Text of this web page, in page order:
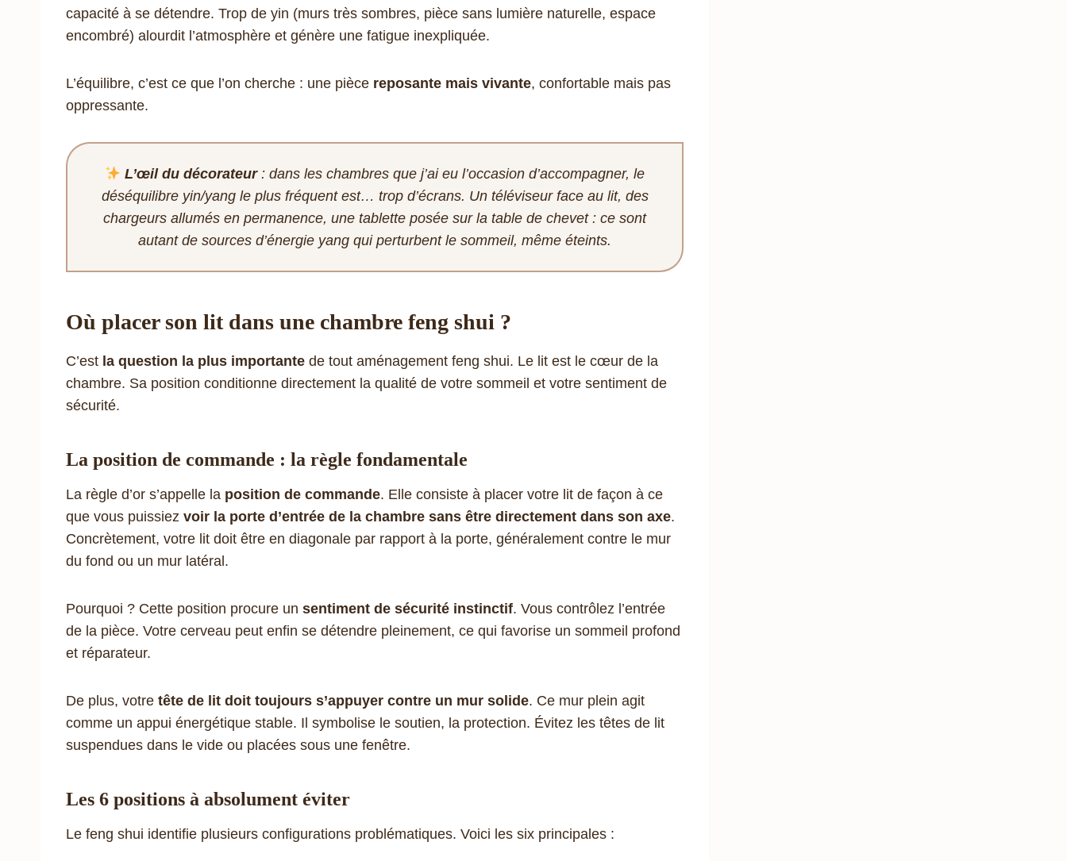
capacité à se détendre. Trop de yin (murs très sombres, pièce sans lumière naturelle, espace
encombré) alourdit l’atmosphère et génère une fatigue inexpliquée.
L’équilibre, c’est ce que l’on cherche : une pièce reposante mais vivante, confortable mais pas
oppressante.
L’œil du décorateur: dans les chambres que j’ai eu l’occasion d’accompagner, le
déséquilibre yin/yang le plus fréquent est… trop d’écrans. Un téléviseur face au lit, des
chargeurs allumés en permanence, une tablette posée sur la table de chevet : ce sont
autant de sources d’énergie yang qui perturbent le sommeil, même éteints.
Où placer son lit dans une chambre feng shui ?
C’est la question la plus importante de tout aménagement feng shui. Le lit est le cœur de la
chambre. Sa position conditionne directement la qualité de votre sommeil et votre sentiment de
sécurité.
La position de commande : la règle fondamentale
La règle d’or s’appelle la position de commande. Elle consiste à placer votre lit de façon à ce
que vous puissiez voir la porte d’entrée de la chambre sans être directement dans son axe.
Concrètement, votre lit doit être en diagonale par rapport à la porte, généralement contre le mur
du fond ou un mur latéral.
Pourquoi ? Cette position procure un sentiment de sécurité instinctif. Vous contrôlez l’entrée
de la pièce. Votre cerveau peut enfin se détendre pleinement, ce qui favorise un sommeil profond
et réparateur.
De plus, votre tête de lit doit toujours s’appuyer contre un mur solide. Ce mur plein agit
comme un appui énergétique stable. Il symbolise le soutien, la protection. Évitez les têtes de lit
suspendues dans le vide ou placées sous une fenêtre.
Les 6 positions à absolument éviter
Le feng shui identifie plusieurs configurations problématiques. Voici les six principales :